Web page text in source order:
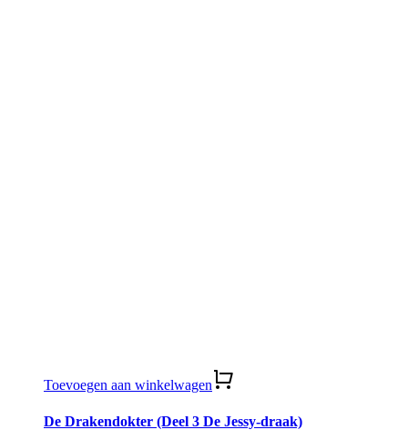
Toevoegen aan winkelwagen
De Drakendokter (Deel 3 De Jessy-draak)